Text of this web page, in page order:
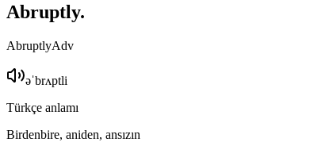
Abruptly.
AbruptlyAdv
əˈbrʌptli
Türkçe anlamı
Birdenbire, aniden, ansızın